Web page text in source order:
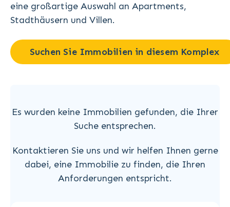
eine großartige Auswahl an Apartments,
Stadthäusern und Villen.
Suchen Sie Immobilien in diesem Komplex
Es wurden keine Immobilien gefunden, die Ihrer
Suche entsprechen.
Kontaktieren Sie uns und wir helfen Ihnen gerne
dabei, eine Immobilie zu finden, die Ihren
Anforderungen entspricht.